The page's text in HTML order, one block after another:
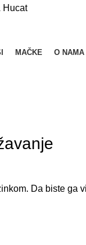
MAČKE O NAMA
Da biste ga